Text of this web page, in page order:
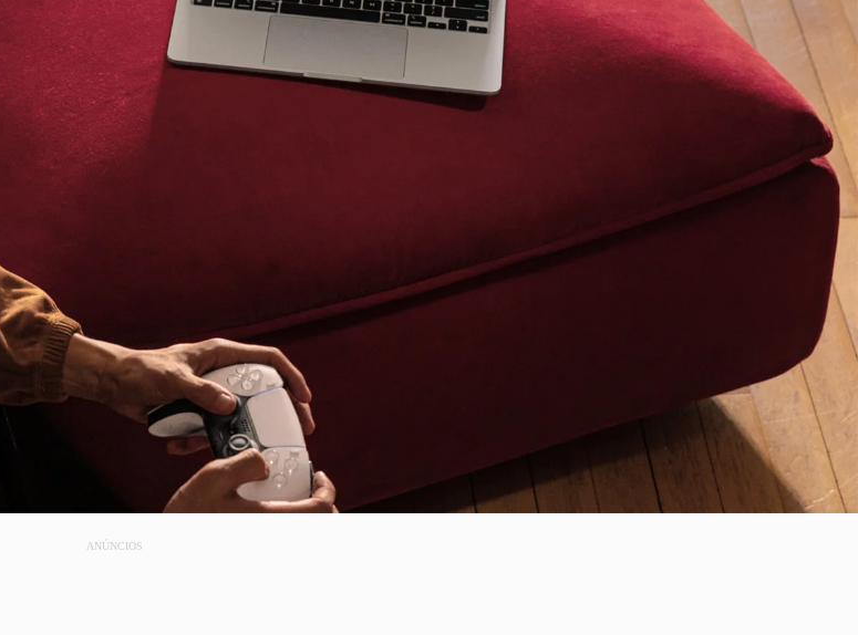
ANÚNCIOS